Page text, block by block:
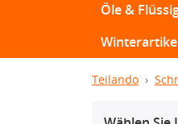
Öle &
Teilando